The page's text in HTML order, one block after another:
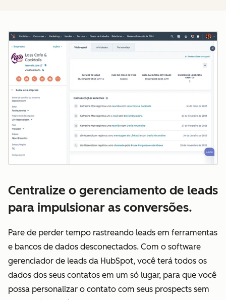
Centralize o gerenciamento de leads
para impulsionar as conversões.
Pare de perder tempo rastreando leads em ferramentas
e bancos de dados desconectados. Com o software
gerenciador de leads da HubSpot, você terá todos os
dados dos seus contatos em um só lugar, para que você
possa personalizar o contato com seus prospects sem